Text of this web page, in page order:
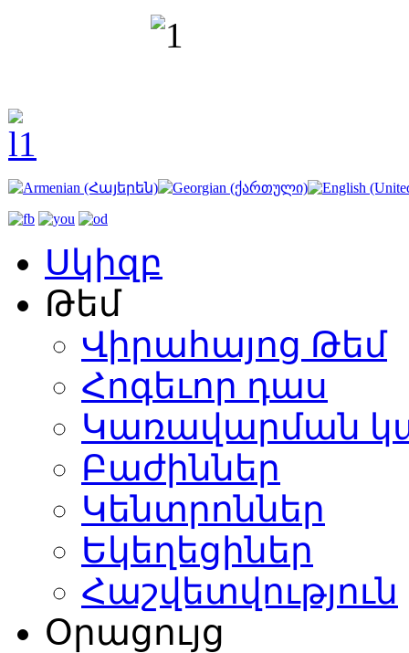
Սկիզբ
Թեմ
Վիրահայոց Թեմ
Հոգեւոր դաս
Կառավարման
Բաժիններ
Կենտրոններ
Եկեղեցիներ
Հաշվետվություն
Օրացույց